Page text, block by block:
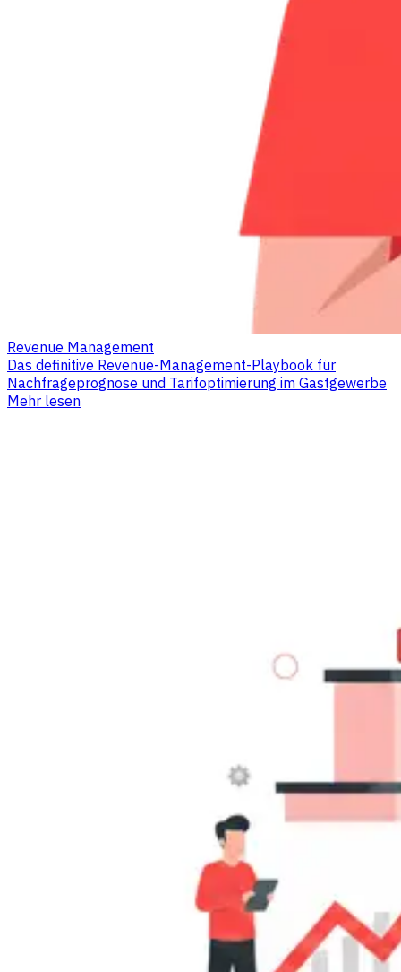
Revenue Management
Das definitive Revenue-Management-Playbook für
Nachfrageprognose und Tarifoptimierung im Gastgewerbe
Mehr lesen